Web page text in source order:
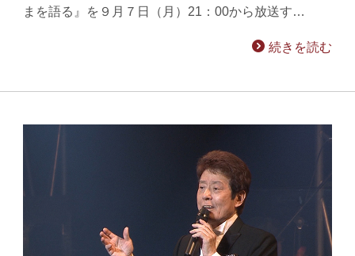
まを語る』を９月７日（月）21：00から放送す…
続きを読む